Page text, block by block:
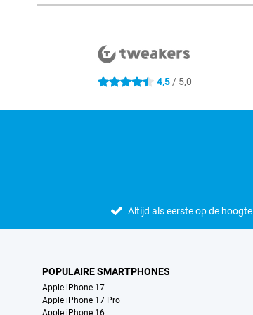
4.5 sterren 4,5/ 5,0
Altijd als eerste op de hoogte
POPULAIRE SMARTPHONES
Apple iPhone 17
Apple iPhone 17 Pro
Apple iPhone 16